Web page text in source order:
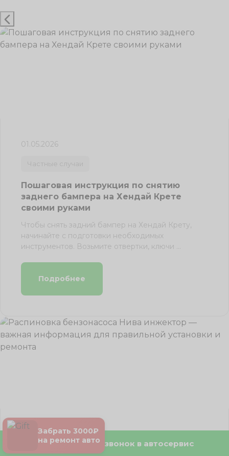
01.05.2026
Частные случаи
Пошаговая инструкция по снятию
заднего бампера на Хендай Крете
своими руками
Чтобы снять задний бампер на Хендай Крету,
начинайте с подготовки необходимых
инструментов. Возьмите отвертки, ключи ...
Подробнее
01.05.2026
Частные случаи
Бесплатный звонок в автосервис
Забрать 3000₽
на ремонт авто